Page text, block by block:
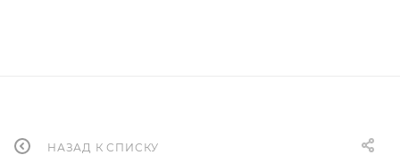
НАЗАД К СПИСКУ